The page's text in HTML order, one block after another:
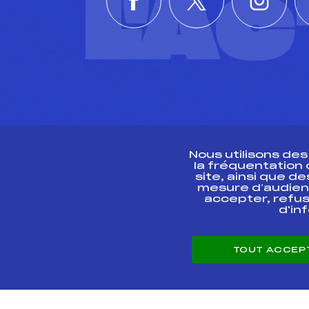
ESPACE PRESSE
Nous utilisons
la fréquentation
site, ainsi que
mesure
accepter,
TOUT